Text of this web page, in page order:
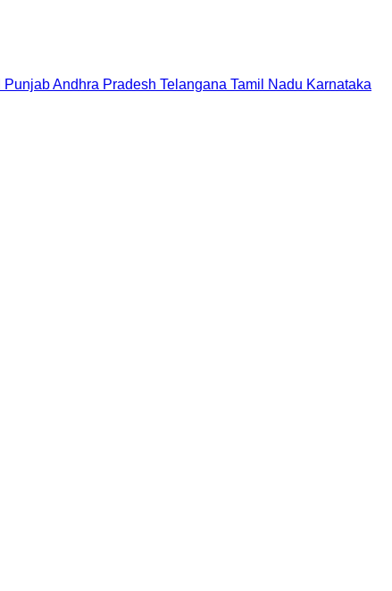
PunjabAndhra Pradesh Telangana Tamil Nadu Karnataka